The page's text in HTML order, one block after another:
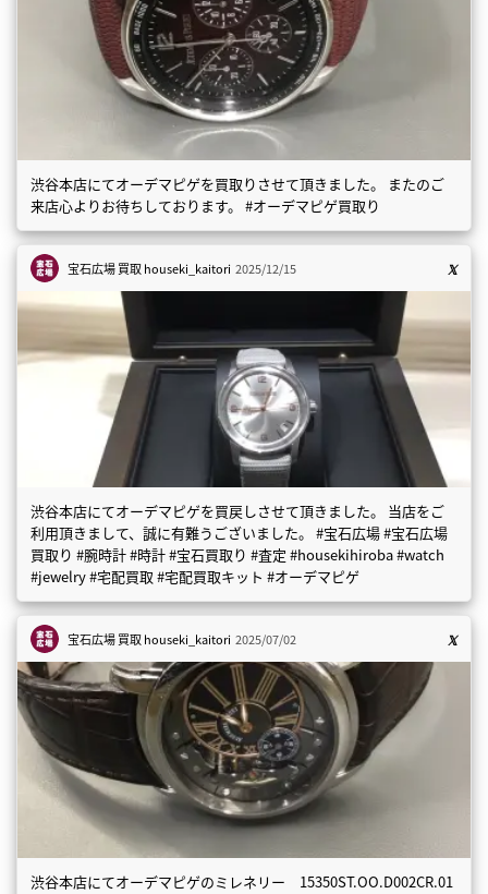
渋谷本店にてオーデマピゲを買取りさせて頂きました。 またのご
来店心よりお待ちしております。 #オーデマピゲ買取り
宝石広場 買取houseki_kaitori 2025/12/15
渋谷本店にてオーデマピゲを買戻しさせて頂きました。 当店をご
利用頂きまして、誠に有難うございました。 #宝石広場 #宝石広場
買取り #腕時計 #時計 #宝石買取り #査定 #housekihiroba #watch
#jewelry #宅配買取 #宅配買取キット #オーデマピゲ
宝石広場 買取houseki_kaitori 2025/07/02
渋谷本店にてオーデマピゲのミレネリー 15350ST.OO.D002CR.01